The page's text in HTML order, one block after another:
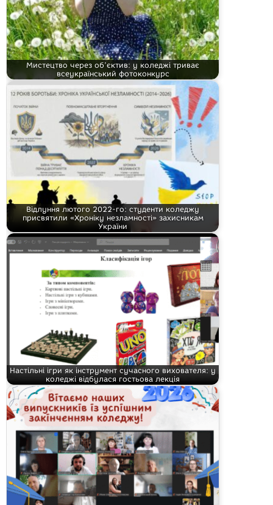
Мистецтво через об’єктив: у коледжі триває
всеукраїнський фотоконкурс
Відлуння лютого 2022-го: студенти коледжу
присвятили «Хроніку незламності» захисникам
України
Настільні ігри як інструмент сучасного вихователя: у
коледжі відбулася гостьова лекція